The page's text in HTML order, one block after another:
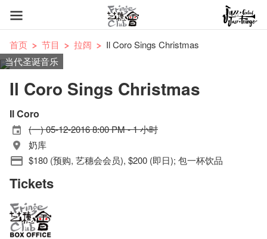
首页 节目 拉阔
Il Coro Sings Christmas
当代圣诞音乐
Il Coro Sings Christmas
Il Coro
(一) 05-12-2016 8:00 PM - 1 小时
奶库
$180 (预购, 艺穗会会员), $200 (即日); 包一杯饮品
Tickets